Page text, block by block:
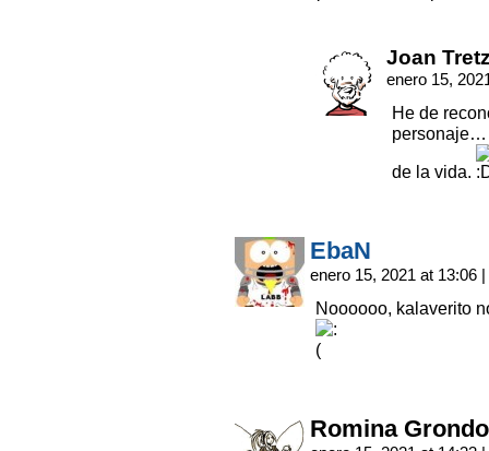
Joan
enero 15,
He de
personaje…
de la vida.
EbaN
enero 15, 2021 at 13:06 |
Noooooo, kalaverito
Romina